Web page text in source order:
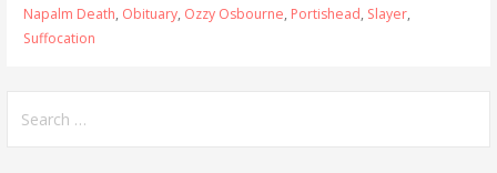
Napalm Death, Obituary, Ozzy Osbourne, Portishead, Slayer,
Suffocation
for: